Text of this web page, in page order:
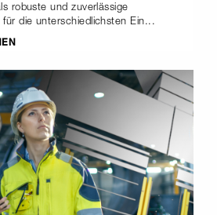
robuste und zuverlässige
die unterschiedlichsten Ein...